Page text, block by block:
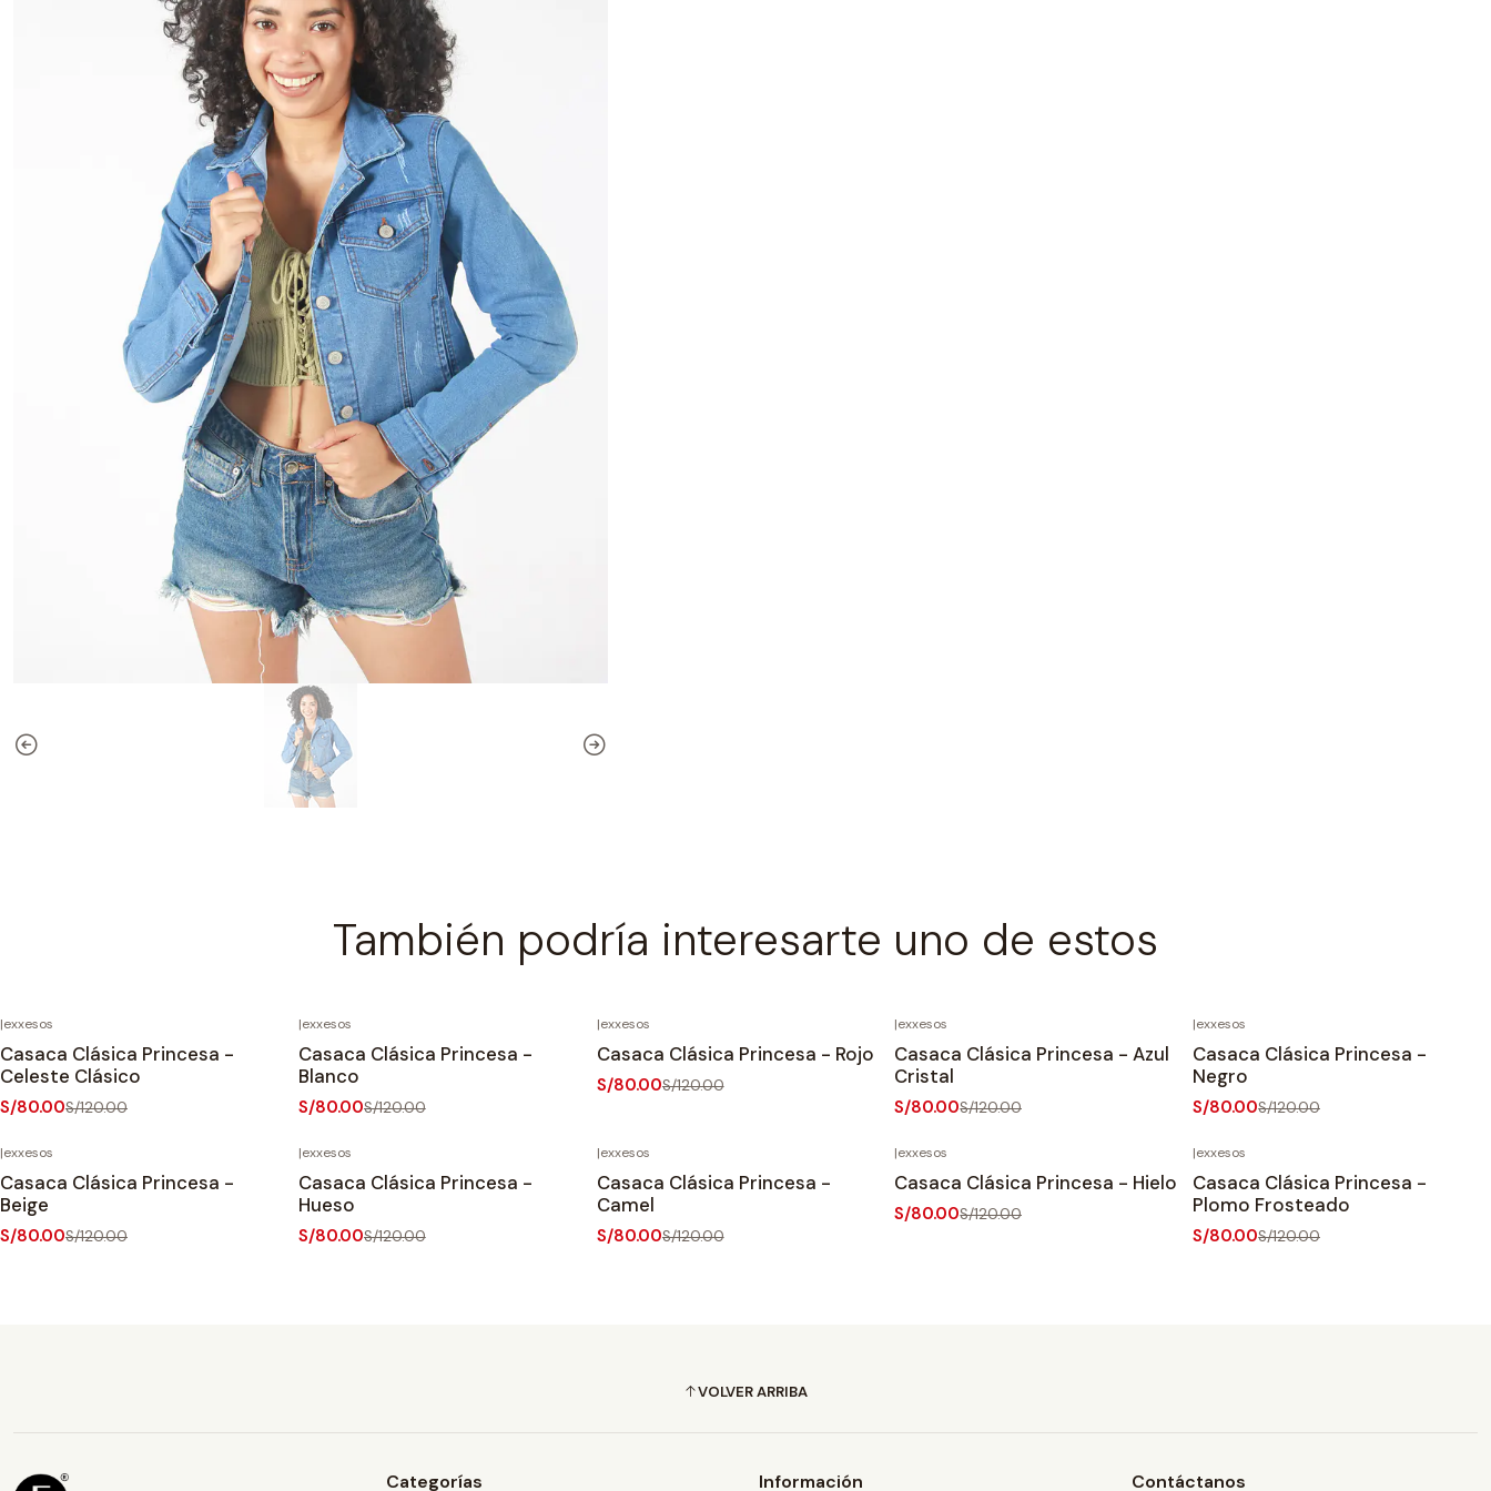
También podría interesarte uno de estos
|exxesos
Casaca Clásica Princesa -
Celeste Clásico
S/80.00S/120.00
Agotado
|exxesos
Casaca Clásica Princesa -
Blanco
S/80.00S/120.00
|exxesos
Casaca Clásica Princesa - Rojo
S/80.00S/120.00
|exxesos
Casaca Clásica Princesa - Azul
Cristal
S/80.00S/120.00
|exxesos
Casaca Clásica Princesa -
Negro
S/80.00S/120.00
Agotado
|exxesos
Casaca Clásica Princesa -
Beige
S/80.00S/120.00
|exxesos
Casaca Clásica Princesa -
Hueso
S/80.00S/120.00
|exxesos
Casaca Clásica Princesa -
Camel
S/80.00S/120.00
|exxesos
Casaca Clásica Princesa - Hielo
S/80.00S/120.00
|exxesos
Casaca Clásica Princesa -
Plomo Frosteado
S/80.00S/120.00
VOLVER ARRIBA
Categorías Información Contáctanos